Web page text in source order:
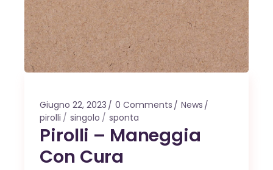
Giugno 22, 2023 0 Comments
News
pirolli
singolo sponta
Pirolli – Maneggia
Con Cura